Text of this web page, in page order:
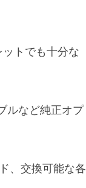
トでも十分な
ルなど純正オプ
、交換可能な各